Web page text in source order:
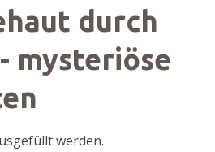
durch
mysteriöse
werden.